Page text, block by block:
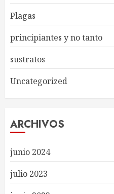
Plagas
principiantes y no tanto
sustratos
Uncategorized
ARCHIVOS
junio 2024
julio 2023